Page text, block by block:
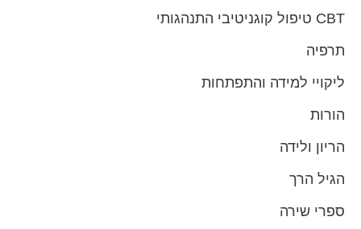
CBT טיפול קוגניטיבי התנהגותי
תרפיה
ליקויי למידה והתפתחות
הורות
הריון ולידה
הגיל הרך
ספרי שירה